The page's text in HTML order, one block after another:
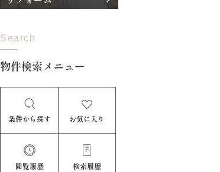
Search
物件検索メニュー
条件から探す お気に入り
閲覧履歴 検索履歴